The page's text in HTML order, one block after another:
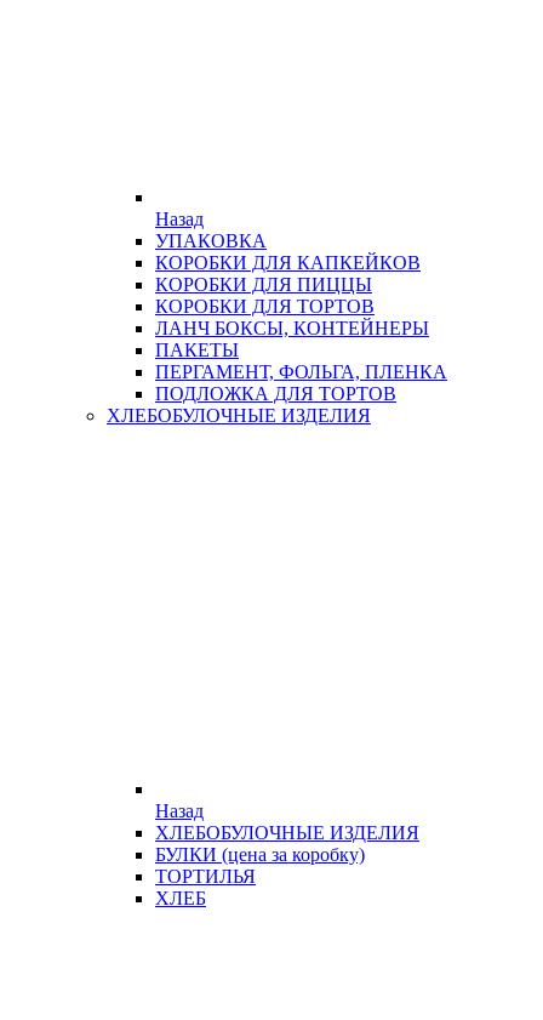
Назад
УПАКОВКА
КОРОБКИ ДЛЯ КАПКЕЙКОВ
КОРОБКИ ДЛЯ ПИЦЦЫ
КОРОБКИ ДЛЯ ТОРТОВ
ЛАНЧ БОКСЫ, КОНТЕЙНЕРЫ
ПАКЕТЫ
ПЕРГАМЕНТ, ФОЛЬГА, ПЛЕНКА
ПОДЛОЖКА ДЛЯ ТОРТОВ
ХЛЕБОБУЛОЧНЫЕ ИЗДЕЛИЯ
Назад
ХЛЕБОБУЛОЧНЫЕ ИЗДЕЛИЯ
БУЛКИ (цена за коробку)
ТОРТИЛЬЯ
ХЛЕБ